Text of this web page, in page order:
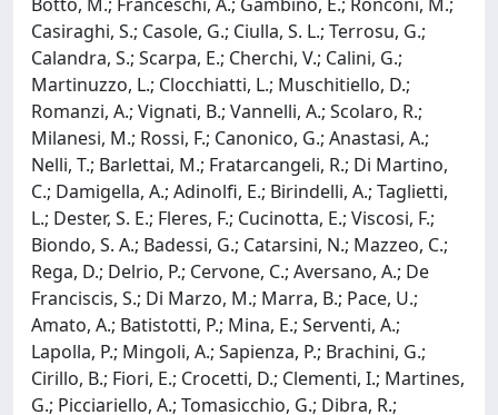
Casiraghi, S.; Casole, G.; Ciulla, S. L.; Terrosu, G.;
Calandra, S.; Scarpa, E.; Cherchi, V.; Calini, G.;
Martinuzzo, L.; Clocchiatti, L.; Muschitiello, D.;
Romanzi, A.; Vignati, B.; Vannelli, A.; Scolaro, R.;
Milanesi, M.; Rossi, F.; Canonico, G.; Anastasi, A.;
Nelli, T.; Barlettai, M.; Fratarcangeli, R.; Di Martino,
C.; Damigella, A.; Adinolfi, E.; Birindelli, A.; Taglietti,
L.; Dester, S. E.; Fleres, F.; Cucinotta, E.; Viscosi, F.;
Biondo, S. A.; Badessi, G.; Catarsini, N.; Mazzeo, C.;
Rega, D.; Delrio, P.; Cervone, C.; Aversano, A.; De
Franciscis, S.; Di Marzo, M.; Marra, B.; Pace, U.;
Amato, A.; Batistotti, P.; Mina, E.; Serventi, A.;
Lapolla, P.; Mingoli, A.; Sapienza, P.; Brachini, G.;
Cirillo, B.; Fiori, E.; Crocetti, D.; Clementi, I.; Martines,
G.; Picciariello, A.; Tomasicchio, G.; Dibra, R.;